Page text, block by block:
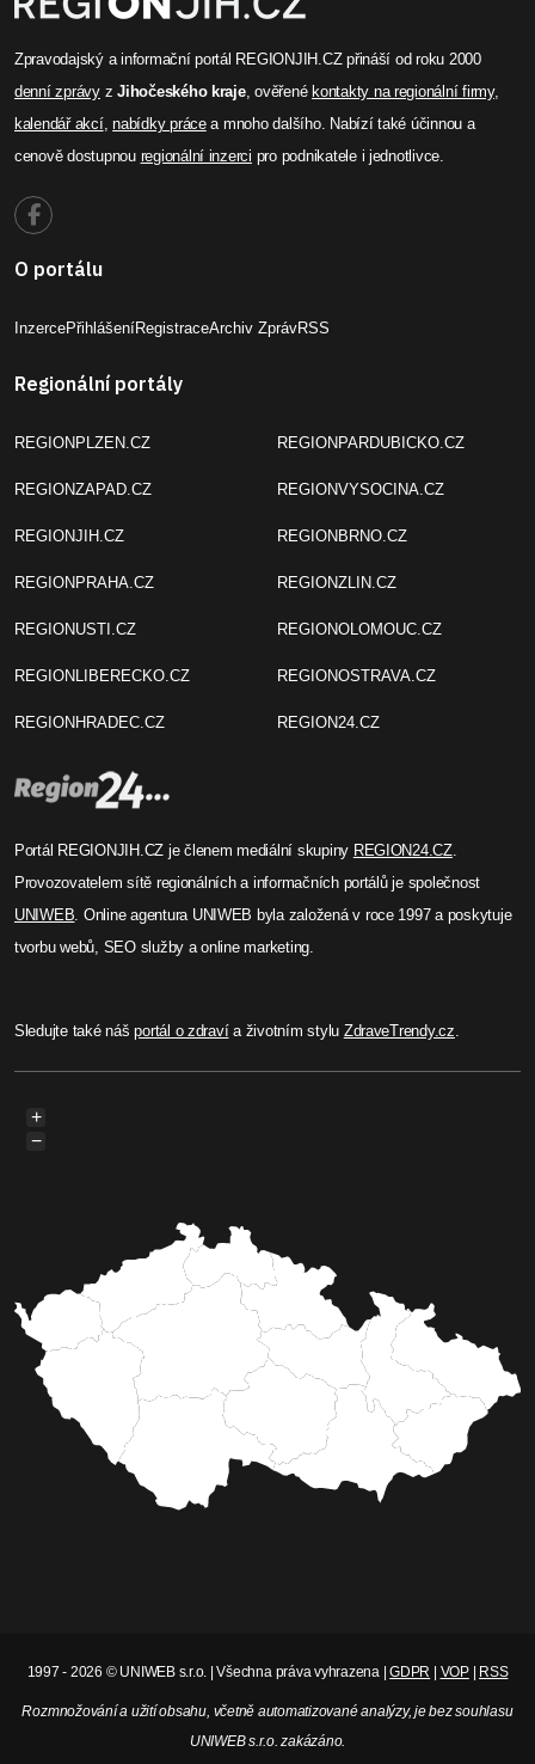
Zpravodajský a informační portál REGIONJIH.CZ přináší od roku 2000
denní zprávyzJihočeského kraje, ověřené kontakty na regionální firmy,
kalendář akcí,nabídky prácea mnoho dalšího. Nabízí také účinnou a
cenově dostupnou regionální inzerci pro podnikatele i jednotlivce.
O portálu
InzercePřihlášeníRegistraceArchiv ZprávRSS
Regionální portály
REGIONPLZEN.CZ
REGIONZAPAD.CZ
REGIONJIH.CZ
REGIONPRAHA.CZ
REGIONUSTI.CZ
REGIONLIBERECKO.CZ
REGIONHRADEC.CZ
REGIONPARDUBICKO.CZ
REGIONVYSOCINA.CZ
REGIONBRNO.CZ
REGIONZLIN.CZ
REGIONOLOMOUC.CZ
REGIONOSTRAVA.CZ
REGION24.CZ
Portál REGIONJIH.CZ je členem mediální skupiny REGION24.CZ.
Provozovatelem sítě regionálních a informačních portálů je společnost
UNIWEB . Online agentura UNIWEB byla založená v roce 1997 a poskytuje
tvorbu webů, SEO služby a online marketing.
Sledujte také nášportál o zdravía životním stylu ZdraveTrendy.cz
+
−
1997 - 2026 © UNIWEB s.r.o. | Všechna práva vyhrazena |GDPR VOP| RSS
Rozmnožování a užití obsahu, včetně automatizované analýzy, je bez souhlasu
UNIWEB s.r.o. zakázáno.